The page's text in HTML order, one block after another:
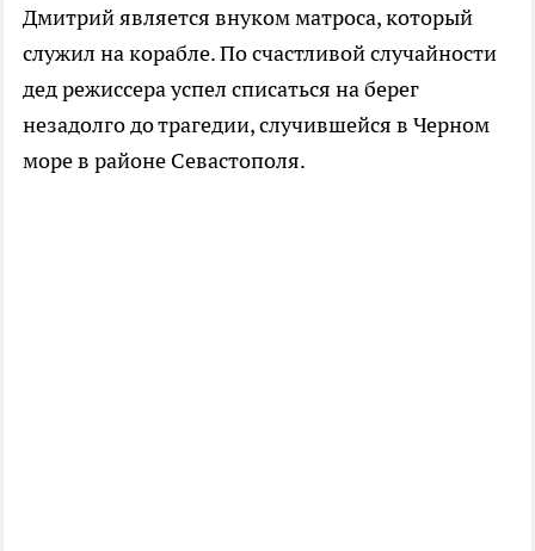
Дмитрий является внуком матроса, который
служил на корабле. По счастливой случайности
дед режиссера успел списаться на берег
незадолго до трагедии, случившейся в Черном
море в районе Севастополя.